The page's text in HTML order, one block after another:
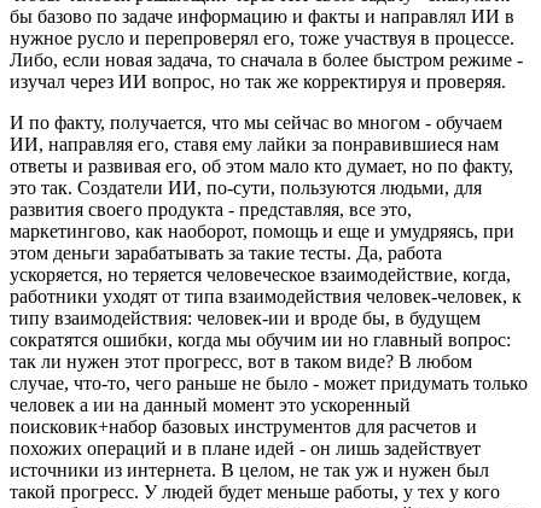
бы базово по задаче информацию и факты и направлял ИИ в
нужное русло и перепроверял его, тоже участвуя в процессе.
Либо, если новая задача, то сначала в более быстром режиме -
изучал через ИИ вопрос, но так же корректируя и проверяя.
И по факту, получается, что мы сейчас во многом - обучаем
ИИ, направляя его, ставя ему лайки за понравившиеся нам
ответы и развивая его, об этом мало кто думает, но по факту,
это так. Создатели ИИ, по-сути, пользуются людьми, для
развития своего продукта - представляя, все это,
маркетингово, как наоборот, помощь и еще и умудряясь, при
этом деньги зарабатывать за такие тесты. Да, работа
ускоряется, но теряется человеческое взаимодействие, когда,
работники уходят от типа взаимодействия человек-человек, к
типу взаимодействия: человек-ии и вроде бы, в будущем
сократятся ошибки, когда мы обучим ии но главный вопрос:
так ли нужен этот прогресс, вот в таком виде? В любом
случае, что-то, чего раньше не было - может придумать только
человек а ии на данный момент это ускоренный
поисковик+набор базовых инструментов для расчетов и
похожих операций и в плане идей - он лишь задействует
источники из интернета. В целом, не так уж и нужен был
такой прогресс. У людей будет меньше работы, у тех у кого